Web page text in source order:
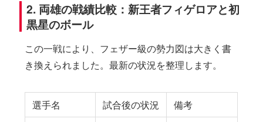
2. 両雄の戦績比較：新王者フィゲロアと初
黒星のボール
この一戦により、フェザー級の勢力図は大きく書
き換えられました。最新の状況を整理します。
選手名 試合後の状況
備考